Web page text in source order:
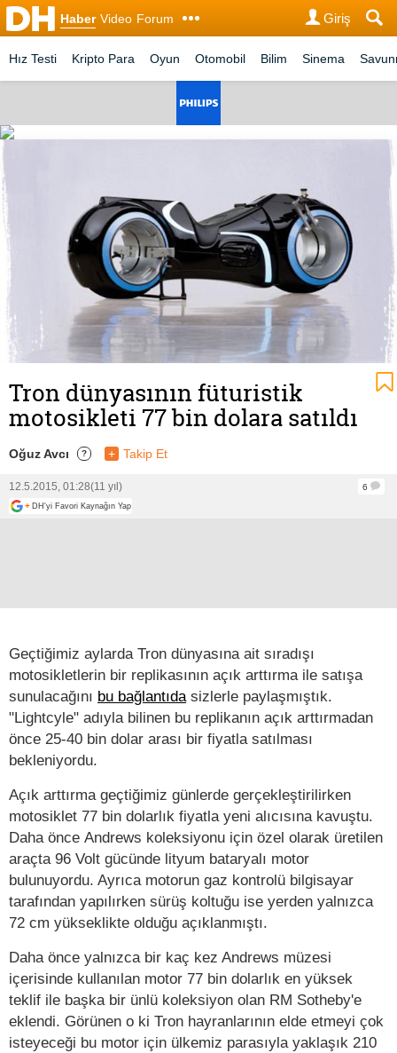
Haber Video Forum Giriş
Hız Testi Kripto Para Oyun Otomobil Bilim Sinema
Tron dünyasının füturistik
motosikleti 77 bin dolara satıldı
Oğuz Avcı ? + Takip Et
12.5.2015, 01:28(11 yıl)
6
+ DH'yi Favori Kaynağın Yap
Geçtiğimiz aylarda Tron dünyasına ait sıradışı
motosikletlerin bir replikasının açık arttırma ile satışa
sunulacağını bu bağlantıda sizlerle paylaşmıştık.
"Lightcyle" adıyla bilinen bu replikanın açık arttırmadan
önce 25-40 bin dolar arası bir fiyatla satılması
bekleniyordu.
Açık arttırma geçtiğimiz günlerde gerçekleştirilirken
motosiklet 77 bin dolarlık fiyatla yeni alıcısına kavuştu.
Daha önce Andrews koleksiyonu için özel olarak üretilen
araçta 96 Volt gücünde lityum bataryalı motor
bulunuyordu. Ayrıca motorun gaz kontrolü bilgisayar
tarafından yapılırken sürüş koltuğu ise yerden yalnızca
72 cm yükseklikte olduğu açıklanmıştı.
Daha önce yalnızca bir kaç kez Andrews müzesi
içerisinde kullanılan motor 77 bin dolarlık en yüksek
teklif ile başka bir ünlü koleksiyon olan RM Sotheby'e
eklendi. Görünen o ki Tron hayranlarının elde etmeyi çok
isteyeceği bu motor için ülkemiz parasıyla yaklaşık 210